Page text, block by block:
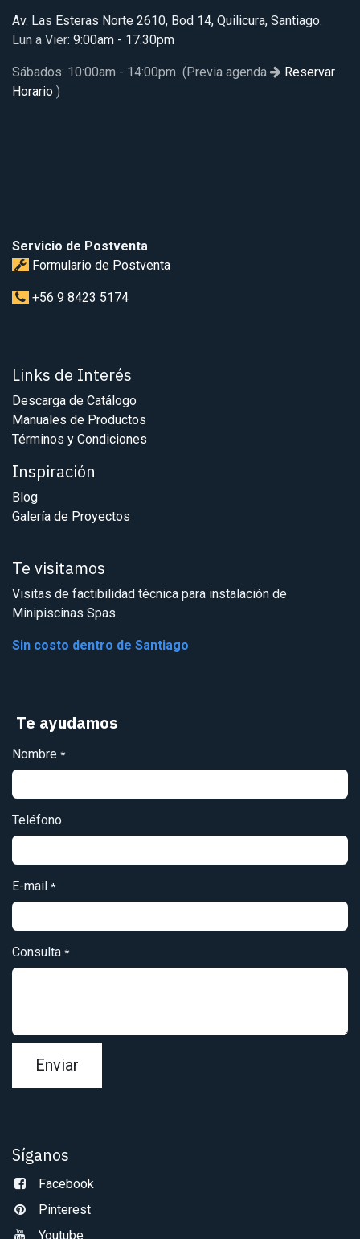
Av. Las Esteras Norte 2610, Bod 14, Quilicura, Santiago.
Lun a Vier: 9:00am - 17:30pm
Sábados: 10:00am - 14:00pm (Previa agenda
Reservar
Horario )
Servicio de Postventa
Formulario de Postventa
+56 9 8423 5174
Links de Interés
Descarga de Catálogo
Manuales de Productos
Términos y Condiciones
Inspiración
Blog
Galería de Proyectos
Te visitamos
Visitas de factibilidad técnica para instalación de
Minipiscinas Spas.
Sin costo dentro de Santiago
Te ayudamos
Nombre *
Teléfono
E-mail *
Consulta *
Enviar
Síganos
Facebook
Pinterest
Youtube